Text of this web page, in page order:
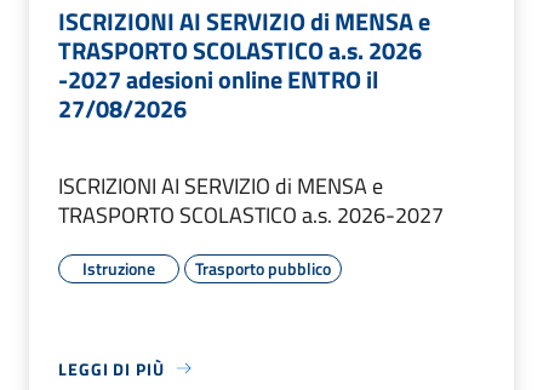
ISCRIZIONI AI SERVIZIO di MENSA e
TRASPORTO SCOLASTICO a.s. 2026
-2027 adesioni online ENTRO il
27/08/2026
ISCRIZIONI AI SERVIZIO di MENSA e
TRASPORTO SCOLASTICO a.s. 2026-2027
Istruzione Trasporto pubblico
LEGGI DI PIÙ